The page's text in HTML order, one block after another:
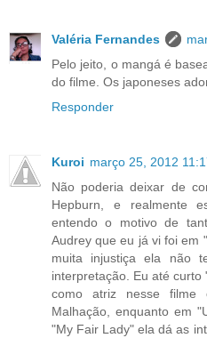
Valéria Fernandes
Pelo jeito, o mangá é
do filme. Os japoneses
Responder
Kuroi março 25, 2012
Não poderia deixar de
Hepburn, e realmente
entendo o motivo de
Audrey que eu já vi foi em
muita injustiça ela não
interpretação. Eu até curto
como atriz nesse filme
Malhação, enquanto em
"My Fair Lady" ela dá as